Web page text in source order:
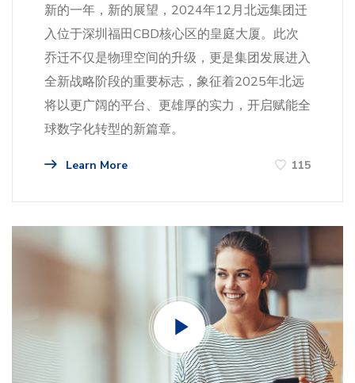
新的一年，新的展望，2024年12月北远集团迁
入位于深圳福田CBD核心区的皇庭大厦。此次
乔迁不仅是物理空间的升级，更是集团发展进入
全新战略阶段的重要标志，象征着2025年北远
将以更广阔的平台、更雄厚的实力，开启赋能全
球数字化转型的新篇章。
Learn More 115